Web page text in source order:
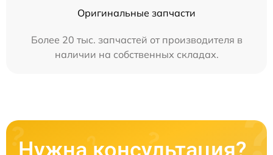
Оригинальные запчасти
Более 20 тыс. запчастей от производителя в
наличии на собственных складах.